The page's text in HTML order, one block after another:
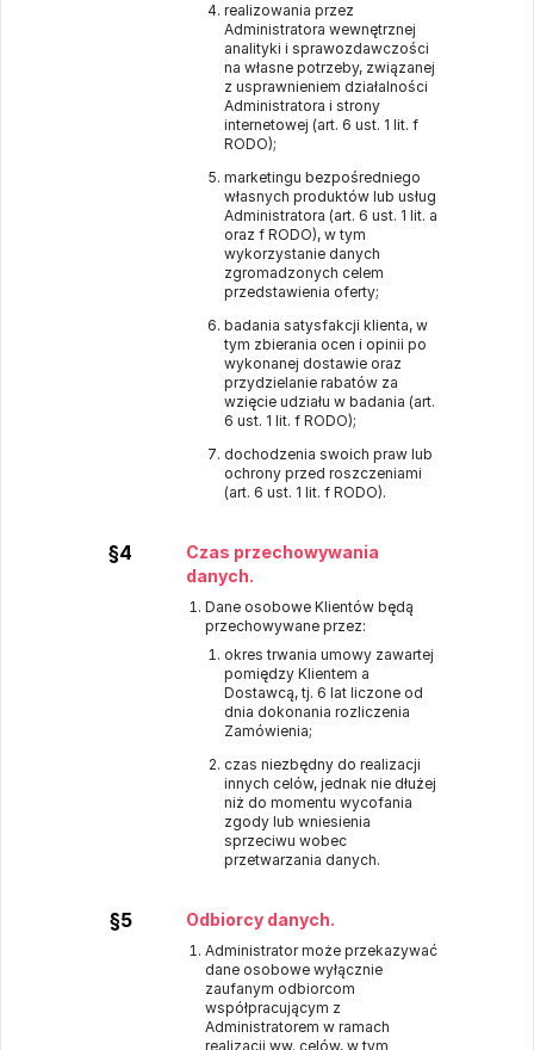
realizowania przez
Administratora wewnętrznej
analityki i sprawozdawczości
na własne potrzeby, związanej
z usprawnieniem działalności
Administratora i strony
internetowej (art. 6 ust. 1 lit. f
RODO);
marketingu bezpośredniego
własnych produktów lub usług
Administratora (art. 6 ust. 1 lit. a
oraz f RODO), w tym
wykorzystanie danych
zgromadzonych celem
przedstawienia oferty;
badania satysfakcji klienta, w
tym zbierania ocen i opinii po
wykonanej dostawie oraz
przydzielanie rabatów za
wzięcie udziału w badania (art.
6 ust. 1 lit. f RODO);
dochodzenia swoich praw lub
ochrony przed roszczeniami
(art. 6 ust. 1 lit. f RODO).
§4
Czas przechowywania
danych.
Dane osobowe Klientów będą
przechowywane przez:
okres trwania umowy zawartej
pomiędzy Klientem a
Dostawcą, tj. 6 lat liczone od
dnia dokonania rozliczenia
Zamówienia;
czas niezbędny do realizacji
innych celów, jednak nie dłużej
niż do momentu wycofania
zgody lub wniesienia
sprzeciwu wobec
przetwarzania danych.
§5 Odbiorcy danych.
Administrator może przekazywać
dane osobowe wyłącznie
zaufanym odbiorcom
współpracującym z
Administratorem w ramach
realizacji ww. celów, w tym